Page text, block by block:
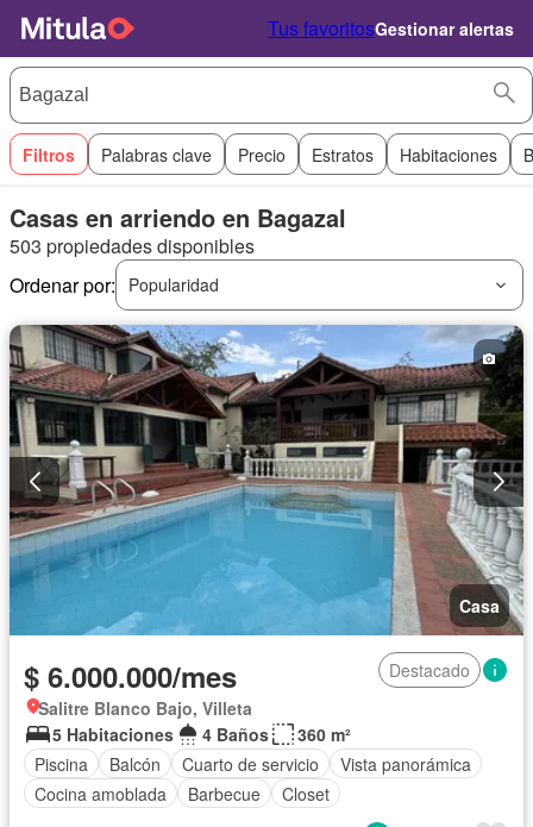
Tus favoritosGestionar alertas
Filtros Palabras clave Precio Estratos Habitaciones
Casas en arriendo en Bagazal
503 propiedades disponibles
Ordenar por:
Popularidad
Casa
$ 6.000.000/mes
Destacado
Salitre Blanco Bajo, Villeta
5 Habitaciones
4 Baños
360 m²
Piscina
Balcón Cuarto de servicio
Vista panorámica
Cocina amoblada
Barbecue Closet